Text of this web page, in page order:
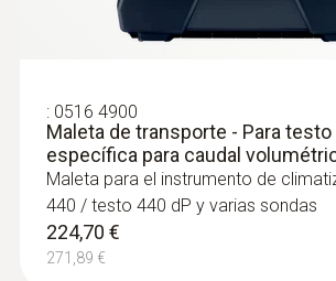
:0615 1912
Sonda de temperatura de
Para superficies planas, NTC,
con conector TUC
Con sensor de temperatura NTC y
de 1,2 m.
: 0516 4900
Maleta de transporte - Para testo
específica para caudal
Maleta para el instrumento de
440 / testo 440 dP y varias sondas
224,70 €
271,89 €